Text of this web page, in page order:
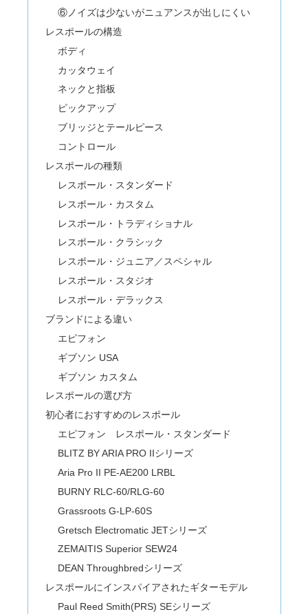
⑥ノイズは少ないがニュアンスが出しにくい
レスポールの構造
ボディ
カッタウェイ
ネックと指板
ピックアップ
ブリッジとテールピース
コントロール
レスポールの種類
レスポール・スタンダード
レスポール・カスタム
レスポール・トラディショナル
レスポール・クラシック
レスポール・ジュニア／スペシャル
レスポール・スタジオ
レスポール・デラックス
ブランドによる違い
エピフォン
ギブソン USA
ギブソン カスタム
レスポールの選び方
初心者におすすめのレスポール
エピフォン レスポール・スタンダード
BLITZ BY ARIA PRO IIシリーズ
Aria Pro II PE-AE200 LRBL
BURNY RLC-60/RLG-60
Grassroots G-LP-60S
Gretsch Electromatic JETシリーズ
ZEMAITIS Superior SEW24
DEAN Throughbredシリーズ
レスポールにインスパイアされたギターモデル
Paul Reed Smith(PRS) SEシリーズ